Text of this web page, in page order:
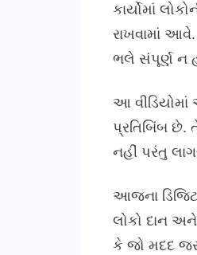
કાર્યોમાં
રાખવામાં
ભલે સંપૂર્ણ ન
આ વીડિયોમાં
પ્રતિબિંબ છે.
નહીં પરંતુ
આજના
લોકો દાન
કે જો મદદ